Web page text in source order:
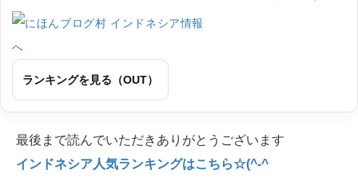
ランキングを見る（OUT）
最後まで読んでいただきありがとうございます
インドネシア人気ランキングはこちら☆(^-^